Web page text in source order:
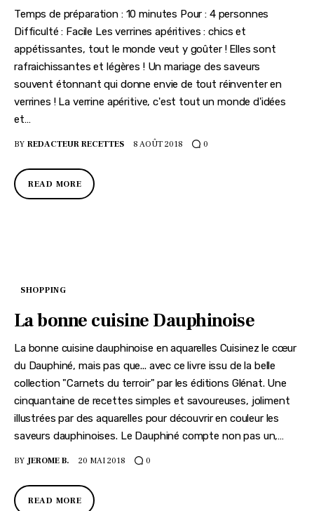
Temps de préparation : 10 minutes Pour : 4 personnes
Difficulté : Facile Les verrines apéritives : chics et
appétissantes, tout le monde veut y goûter ! Elles sont
rafraichissantes et légères ! Un mariage des saveurs
souvent étonnant qui donne envie de tout réinventer en
verrines ! La verrine apéritive, c'est tout un monde d'idées
et…
BY REDACTEUR RECETTES 8 AOÛT 2018 0
READ MORE
SHOPPING
La bonne cuisine Dauphinoise
La bonne cuisine dauphinoise en aquarelles Cuisinez le cœur
du Dauphiné, mais pas que... avec ce livre issu de la belle
collection "Carnets du terroir" par les éditions Glénat. Une
cinquantaine de recettes simples et savoureuses, joliment
illustrées par des aquarelles pour découvrir en couleur les
saveurs dauphinoises. Le Dauphiné compte non pas un,…
BY JEROME B. 20 MAI 2018 0
READ MORE